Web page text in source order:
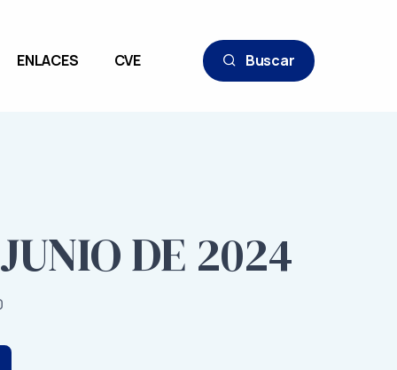
ENLACES CVE Buscar
DE 2024